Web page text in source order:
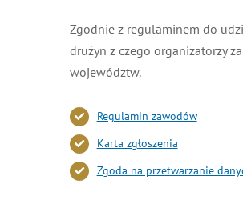
Zgodnie z regulaminem do
drużyn z czego organizatorzy
województw.
Regulamin zawodów
Karta zgłoszenia
Zgoda na przetwarzanie